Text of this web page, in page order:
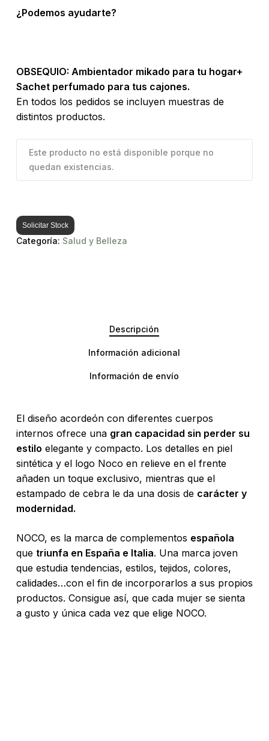
¿Podemos ayudarte?
OBSEQUIO: Ambientador mikado para tu hogar+
Sachet perfumado para tus cajones.
En todos los pedidos se incluyen muestras de
distintos productos.
Este producto no está disponible porque no
quedan existencias.
Solicitar Stock
Categoría: Salud y Belleza
Descripción
Información adicional
Información de envío
El diseño acordeón con diferentes cuerpos
internos ofrece una gran capacidad sin perder su
estilo elegante y compacto. Los detalles en piel
sintética y el logo Noco en relieve en el frente
añaden un toque exclusivo, mientras que el
estampado de cebra le da una dosis de carácter y
modernidad.
NOCO, es la marca de complementos española
que triunfa en España e Italia. Una marca joven
que estudia tendencias, estilos, tejidos, colores,
calidades…con el fin de incorporarlos a sus propios
productos. Consigue así, que cada mujer se sienta
a gusto y única cada vez que elige NOCO.